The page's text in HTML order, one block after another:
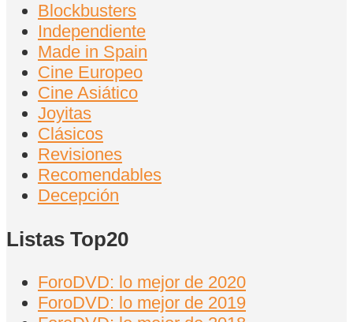
Blockbusters
Independiente
Made in Spain
Cine Europeo
Cine Asiático
Joyitas
Clásicos
Revisiones
Recomendables
Decepción
Listas Top20
ForoDVD: lo mejor de 2020
ForoDVD: lo mejor de 2019